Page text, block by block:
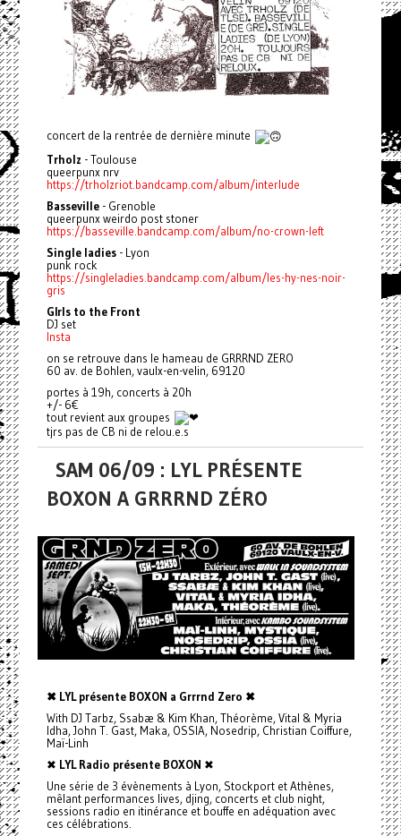
concert de la rentrée de dernière minute
Trholz - Toulouse
queerpunx nrv
https://trholzriot.bandcamp.com/album/interlude
Basseville- Grenoble
queerpunx weirdo post stoner
https://basseville.bandcamp.com/album/no-crown-left
Single ladies- Lyon
punk rock
https://singleladies.bandcamp.com/album/les-hy-nes-noir-
gris
GIrls to the Front
DJ set
Insta
on se retrouve dans le hameau de GRRRND ZERO
60 av. de Bohlen, vaulx-en-velin, 69120
portes à 19h, concerts à 20h
+/- 6€
tout revient aux groupes
tjrs pas de CB ni de relou.e.s
SAM 06/09 : LYL PRÉSENTE
BOXON A GRRRND ZÉRO
✖ LYL présente BOXON a Grrrnd Zero ✖
With DJ Tarbz, Ssabæ & Kim Khan, Théorème, Vital & Myria
Idha, John T. Gast, Maka, OSSIA, Nosedrip, Christian Coiffure,
Maï-Linh
✖ LYL Radio présente BOXON ✖
Une série de 3 évènements à Lyon, Stockport et Athènes,
mêlant performances lives, djing, concerts et club night,
sessions radio en itinérance et bouffe en adéquation avec
ces célébrations.